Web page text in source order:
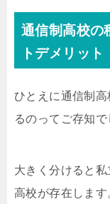
通信制高校の
トデメリット
ひとえに通信制
るのってご存知で
大きく分けると
高校が存在します